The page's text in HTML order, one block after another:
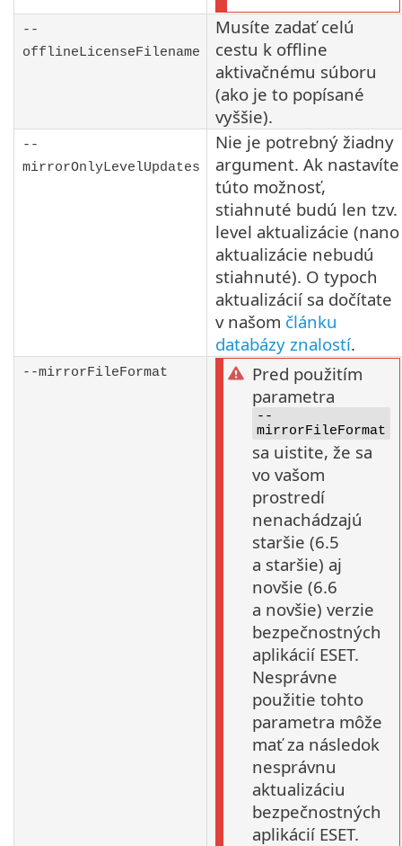
--
offlineLicenseFilename
Musíte zadať celú
cestu k offline
aktivačnému súboru
(ako je to popísané
vyššie).
--
mirrorOnlyLevelUpdates
Nie je potrebný žiadny
argument. Ak nastavíte
túto možnosť,
stiahnuté budú len tzv.
level aktualizácie (nano
aktualizácie nebudú
stiahnuté). O typoch
aktualizácií sa dočítate
v našom článku
databázy znalostí.
--mirrorFileFormat
Pred použitím
parametra
--
mirrorFileFormat
sa uistite, že sa
vo vašom
prostredí
nenachádzajú
staršie (6.5
a staršie) aj
novšie (6.6
a novšie) verzie
bezpečnostných
aplikácií ESET.
Nesprávne
použitie tohto
parametra môže
mať za následok
nesprávnu
aktualizáciu
bezpečnostných
aplikácií ESET.